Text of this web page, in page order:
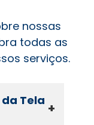
nossas
todas as
serviços.
Tela +